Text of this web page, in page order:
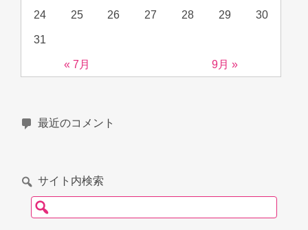
« 7月 9月 »
24 25 26 27 28 29 30
31
最近のコメント
サイト内検索
検索: